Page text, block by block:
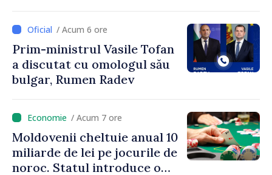
/ Acum 6 ore
Prim-ministrul Vasile Tofan
a discutat cu omologul său
bulgar, Rumen Radev
/ Acum 7 ore
Moldovenii cheltuie anual 10
miliarde de lei pe jocurile de
noroc. Statul introduce o